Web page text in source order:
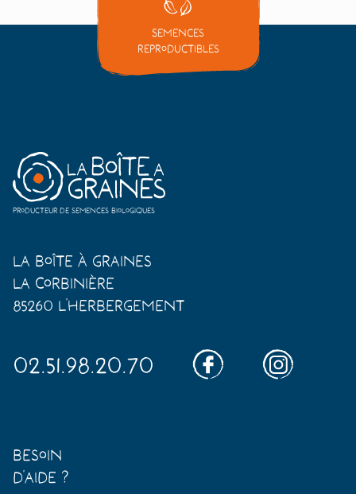
Semences
reproductibles
Producteur de semences biologiques
La Boîte à Graines
La Corbinière
85260 L'Herbergement
02.51.98.20.70
Besoin
d'aide ?